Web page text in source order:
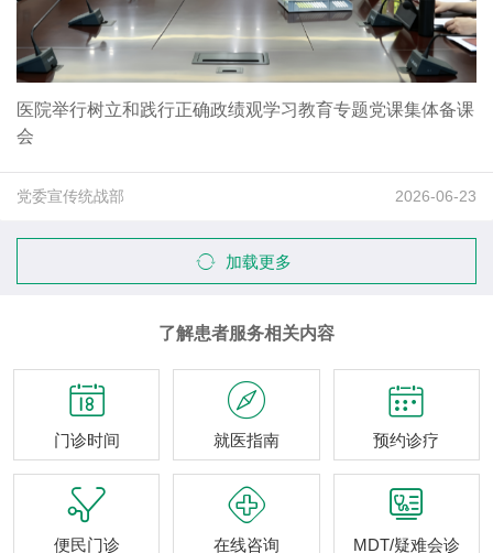
医院举行树立和践行正确政绩观学习教育专题党课集体备课
会
党委宣传统战部 2026-06-23
加载更多
了解患者服务相关内容

门诊时间

就医指南

预约诊疗

便民门诊

在线咨询

MDT/疑难会诊